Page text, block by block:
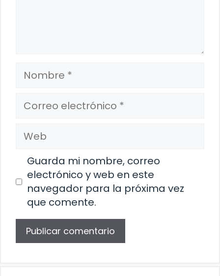
Nombre
Correo
electrónico
Web
Guarda mi nombre, correo
electrónico y web en este
navegador para la próxima vez
que comente.